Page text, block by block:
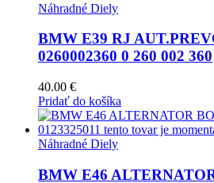
Náhradné Diely
BMW E39 RJ
0260002360 0 260 002 360
40.00 €
Pridať do košíka
Náhradné Diely
BMW E46